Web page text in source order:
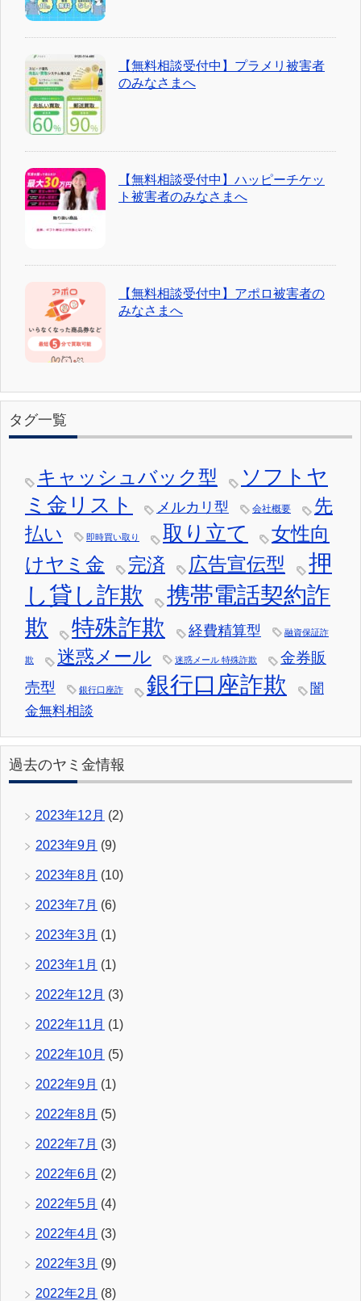
【無料相談受付中】プラメリ被害者
のみなさまへ
【無料相談受付中】ハッピーチケッ
ト被害者のみなさまへ
【無料相談受付中】アポロ被害者の
みなさまへ
タグ一覧
キャッシュバック型
ソフトヤ
ミ金リスト
メルカリ型 会社概要
先
払い
即時買い取り 取り立て
女性向
けヤミ金
完済 広告宣伝型
押
し貸し詐欺
携帯電話契約詐
欺
特殊詐欺 経費精算型 融資保証詐
欺 迷惑メール 迷惑メール 特殊詐欺
金券販
売型
銀行口座詐 銀行口座詐欺
闇
金無料相談
過去のヤミ金情報
2023年12月 (2)
2023年9月 (9)
2023年8月 (10)
2023年7月 (6)
2023年3月 (1)
2023年1月 (1)
2022年12月 (3)
2022年11月 (1)
2022年10月 (5)
2022年9月 (1)
2022年8月 (5)
2022年7月 (3)
2022年6月 (2)
2022年5月 (4)
2022年4月 (3)
2022年3月 (9)
2022年2月 (8)